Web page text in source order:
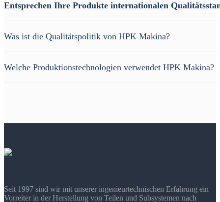
Entsprechen Ihre Produkte internationalen
Was ist die Qualitätspolitik von HPK Makina?
Welche Produktionstechnologien verwendet HPK Makina?
Seit 1997 sind wir mit unserer ingenieurtechnischen Erfahrung ein
Vorreiter in der Herstellung von Teilen und Subsystemen nach